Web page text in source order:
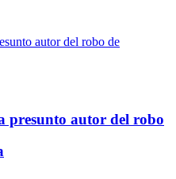
presunto autor del robo